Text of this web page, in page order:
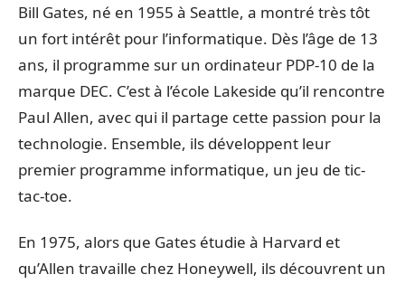
Bill Gates, né en 1955 à Seattle, a montré très tôt
un fort intérêt pour l’informatique. Dès l’âge de 13
ans, il programme sur un ordinateur PDP-10 de la
marque DEC. C’est à l’école Lakeside qu’il rencontre
Paul Allen, avec qui il partage cette passion pour la
technologie. Ensemble, ils développent leur
premier programme informatique, un jeu de tic-
tac-toe.
En 1975, alors que Gates étudie à Harvard et
qu’Allen travaille chez Honeywell, ils découvrent un